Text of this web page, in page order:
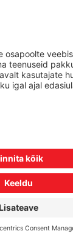
Kontakt